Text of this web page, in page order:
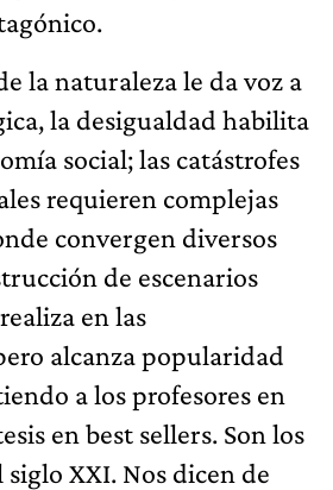
la naturaleza le da voz a
la desigualdad habilita
social; las catástrofes
requieren complejas
convergen diversos
de escenarios
en las
alcanza popularidad
a los profesores en
en best sellers. Son los
XXI. Nos dicen de